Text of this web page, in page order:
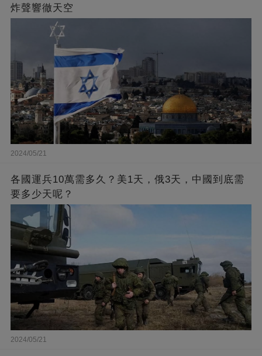
炸聲響徹天空
2024/05/21
各國運兵10萬需多久？美1天，俄3天，中國到底需
要多少天呢？
2024/05/21